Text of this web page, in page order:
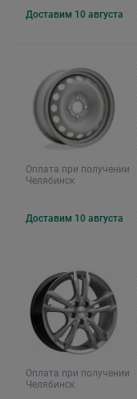
Доставим 10 августа
Оплата при получении
Челябинск
Доставим 10 августа
Оплата при получении
Челябинск